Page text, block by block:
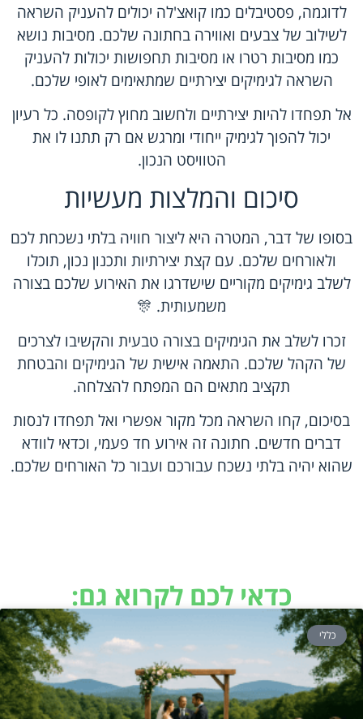
לדוגמה, פסטיבלים כמו קואצ'לה יכולים להעניק השראה
לשילוב של צבעים ואווירה בחתונה שלכם. מסיבות נושא
כמו מסיבות רטרו או מסיבות תחפושות יכולות להעניק
השראה לגימיקים יצירתיים שמתאימים לאופי שלכם.
אל תפחדו להיות יצירתיים ולחשוב מחוץ לקופסה. כל רעיון
יכול להפוך לגימיק ייחודי ומרגש אם רק תתנו לו את
הטוויסט הנכון.
סיכום והמלצות מעשיות
בסופו של דבר, המטרה היא ליצור חוויה בלתי נשכחת לכם
ולאורחים שלכם. עם קצת יצירתיות ותכנון נכון, תוכלו
לשלב גימיקים מקוריים שישדרגו את האירוע שלכם בצורה
משמעותית. 🎊
זכרו לשלב את הגימיקים בצורה טבעית והקשיבו לצרכים
של הקהל שלכם. התאמה אישית של הגימיקים והבטחת
תקציב מתאים הם המפתח להצלחה.
בסיכום, קחו השראה מכל מקור אפשרי ואל תפחדו לנסות
דברים חדשים. חתונה זה אירוע חד פעמי, וכדאי לוודא
שהוא יהיה בלתי נשכח עבורכם ועבור כל האורחים שלכם.
כדאי לכם לקרוא גם:
כללי